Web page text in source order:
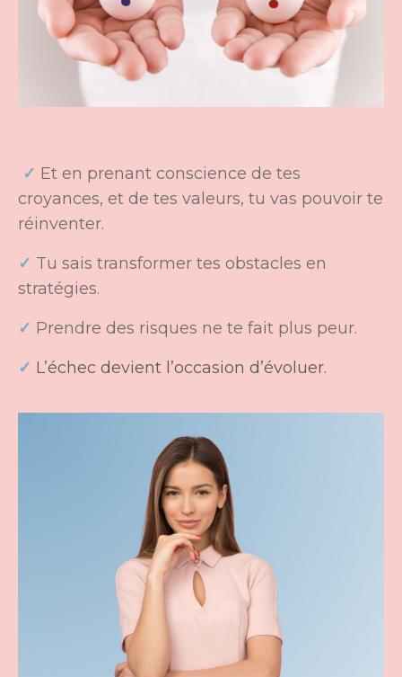
✓ Et en prenant conscience de tes
croyances, et de tes valeurs, tu vas pouvoir te
réinventer.
✓ Tu sais transformer tes obstacles en
stratégies.
✓ Prendre des risques ne te fait plus peur.
✓ L’échec devient l’occasion d’évoluer.